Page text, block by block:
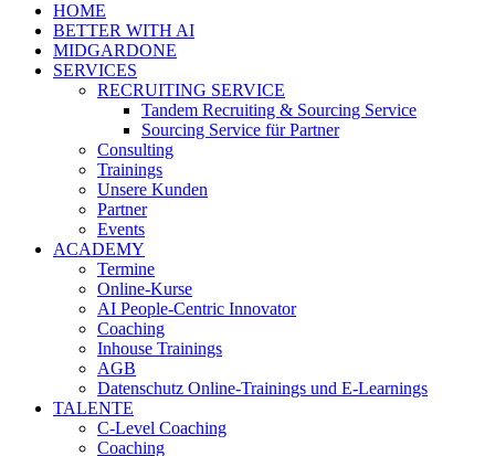
HOME
BETTER WITH AI
MIDGARDONE
SERVICES
RECRUITING SERVICE
Tandem Recruiting & Sourcing Service
Sourcing Service für Partner
Consulting
Trainings
Unsere Kunden
Partner
Events
ACADEMY
Termine
Online-Kurse
AI People-Centric Innovator
Coaching
Inhouse Trainings
AGB
Datenschutz Online-Trainings und E-Learnings
TALENTE
C-Level Coaching
Coaching